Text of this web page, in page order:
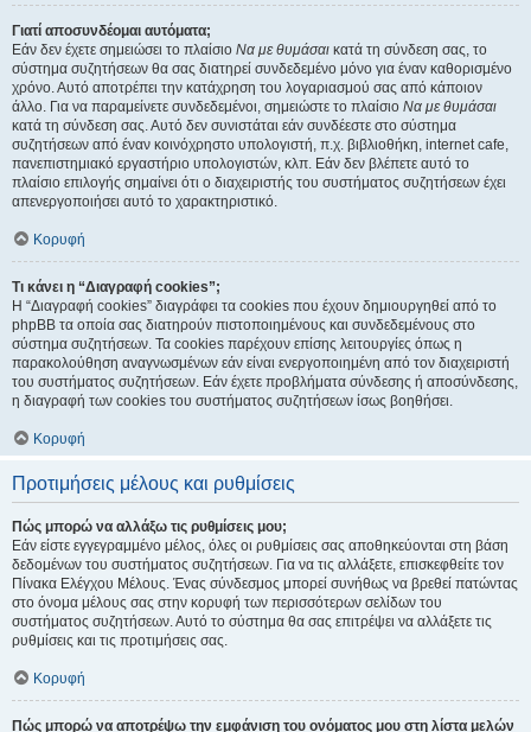
Γιατί αποσυνδέομαι αυτόματα;
Εάν δεν έχετε σημειώσει το πλαίσιο Να με θυμάσαι κατά τη σύνδεση σας, το
σύστημα συζητήσεων θα σας διατηρεί συνδεδεμένο μόνο για έναν καθορισμένο
χρόνο. Αυτό αποτρέπει την κατάχρηση του λογαριασμού σας από κάποιον
άλλο. Για να παραμείνετε συνδεδεμένοι, σημειώστε το πλαίσιο Να με θυμάσαι
κατά τη σύνδεση σας. Αυτό δεν συνιστάται εάν συνδέεστε στο σύστημα
συζητήσεων από έναν κοινόχρηστο υπολογιστή, π.χ. βιβλιοθήκη, internet cafe,
πανεπιστημιακό εργαστήριο υπολογιστών, κλπ. Εάν δεν βλέπετε αυτό το
πλαίσιο επιλογής σημαίνει ότι ο διαχειριστής του συστήματος συζητήσεων έχει
απενεργοποιήσει αυτό το χαρακτηριστικό.
Κορυφή
Τι κάνει η “Διαγραφή cookies”;
Η “Διαγραφή cookies” διαγράφει τα cookies που έχουν δημιουργηθεί από το
phpBB τα οποία σας διατηρούν πιστοποιημένους και συνδεδεμένους στο
σύστημα συζητήσεων. Τα cookies παρέχουν επίσης λειτουργίες όπως η
παρακολούθηση αναγνωσμένων εάν είναι ενεργοποιημένη από τον διαχειριστή
του συστήματος συζητήσεων. Εάν έχετε προβλήματα σύνδεσης ή αποσύνδεσης,
η διαγραφή των cookies του συστήματος συζητήσεων ίσως βοηθήσει.
Κορυφή
Προτιμήσεις μέλους και ρυθμίσεις
Πώς μπορώ να αλλάξω τις ρυθμίσεις μου;
Εάν είστε εγγεγραμμένο μέλος, όλες οι ρυθμίσεις σας αποθηκεύονται στη βάση
δεδομένων του συστήματος συζητήσεων. Για να τις αλλάξετε, επισκεφθείτε τον
Πίνακα Ελέγχου Μέλους. Ένας σύνδεσμος μπορεί συνήθως να βρεθεί πατώντας
στο όνομα μέλους σας στην κορυφή των περισσότερων σελίδων του
συστήματος συζητήσεων. Αυτό το σύστημα θα σας επιτρέψει να αλλάξετε τις
ρυθμίσεις και τις προτιμήσεις σας.
Κορυφή
Πώς μπορώ να αποτρέψω την εμφάνιση του ονόματος μου στη λίστα μελών